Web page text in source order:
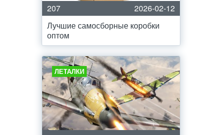
207
2026-02-12
Лучшие самосборные коробки
оптом
ЛЕТАЛКИ